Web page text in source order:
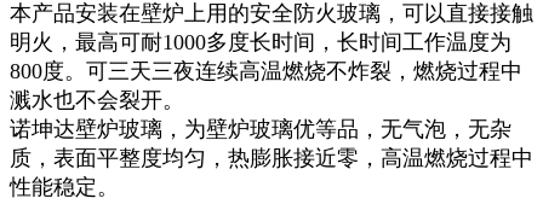
本产品安装在壁炉上用的安全防火玻璃，可以直接接触
明火，最高可耐1000多度长时间，长时间工作温度为
800度。可三天三夜连续高温燃烧不炸裂，燃烧过程中
溅水也不会裂开。
诺坤达壁炉玻璃，为壁炉玻璃优等品，无气泡，无杂
质，表面平整度均匀，热膨胀接近零，高温燃烧过程中
性能稳定。